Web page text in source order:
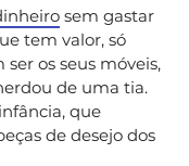
sem gastar
tem valor, só
os seus móveis,
de uma tia.
que
de desejo dos